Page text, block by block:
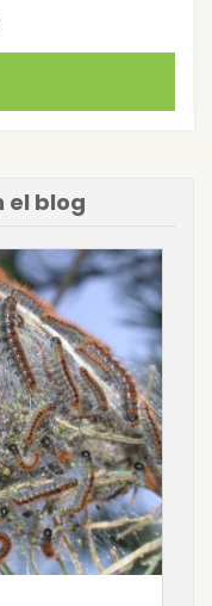
el blog